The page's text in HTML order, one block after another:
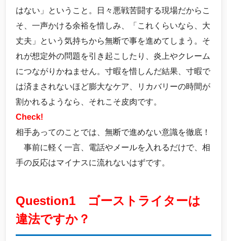
はない」ということ。日々悪戦苦闘する現場だからこ
そ、一声かける余裕を惜しみ、「これくらいなら、大
丈夫」という気持ちから無断で事を進めてしまう。そ
れが想定外の問題を引き起こしたり、炎上やクレーム
につながりかねません。寸暇を惜しんだ結果、寸暇で
は済まされないほど膨大なケア、リカバリーの時間が
割かれるようなら、それこそ皮肉です。
Check!
相手あってのことでは、無断で進めない意識を徹底！
事前に軽く一言、電話やメールを入れるだけで、相
手の反応はマイナスに流れないはずです。
Question1 ゴーストライターは
違法ですか？